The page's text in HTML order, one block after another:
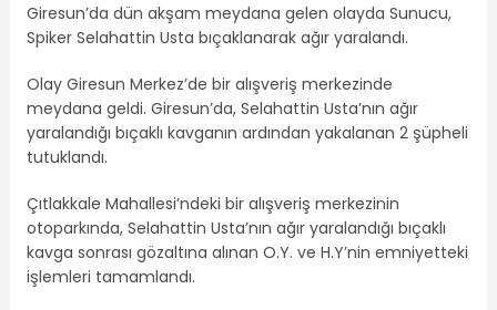
Giresun’da dün akşam meydana gelen olayda Sunucu,
Spiker Selahattin Usta bıçaklanarak ağır yaralandı.
Olay Giresun Merkez’de bir alışveriş merkezinde
meydana geldi. Giresun’da, Selahattin Usta’nın ağır
yaralandığı bıçaklı kavganın ardından yakalanan 2 şüpheli
tutuklandı.
Çıtlakkale Mahallesi’ndeki bir alışveriş merkezinin
otoparkında, Selahattin Usta’nın ağır yaralandığı bıçaklı
kavga sonrası gözaltına alınan O.Y. ve H.Y’nin emniyetteki
işlemleri tamamlandı.